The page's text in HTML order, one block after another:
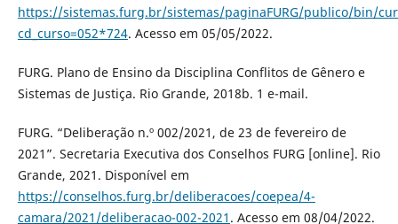
https://sistemas.furg.br/sistemas/paginaFURG/publico/bin/
cd_curso=052*724. Acesso em 05/05/2022.
FURG. Plano de Ensino da Disciplina Conflitos de Gênero e
Sistemas de Justiça. Rio Grande, 2018b. 1 e-mail.
FURG. “Deliberação n.º 002/2021, de 23 de fevereiro de
2021”. Secretaria Executiva dos Conselhos FURG [online]. Rio
Grande, 2021. Disponível em
https://conselhos.furg.br/deliberacoes/coepea/4-
camara/2021/deliberacao-002-2021 . Acesso em 08/04/2022.